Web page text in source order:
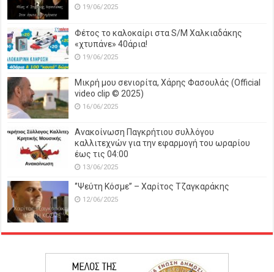
19/06/2025
Φέτος το καλοκαίρι στα S/M Χαλκιαδάκης
«χτυπάνε» 40άρια!
19/06/2025
Μικρή μου σενιορίτα, Χάρης Φασουλάς (Official
video clip © 2025)
16/06/2025
Ανακοίνωση Παγκρήτιου συλλόγου
καλλιτεχνών για την εφαρμογή του ωραρίου
έως τις 04:00
13/06/2025
‘’Ψεύτη Κόσμε’’ – Χαρίτος Τζαγκαράκης
12/06/2025